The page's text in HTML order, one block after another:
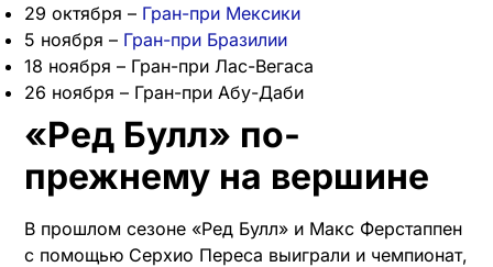
29 октября – Гран-при Мексики
5 ноября – Гран-при Бразилии
18 ноября – Гран-при Лас-Вегаса
26 ноября – Гран-при Абу-Даби
«Ред Булл» по-
прежнему на вершине
В прошлом сезоне «Ред Булл» и Макс Ферстаппен
с помощью Серхио Переса выиграли и чемпионат,